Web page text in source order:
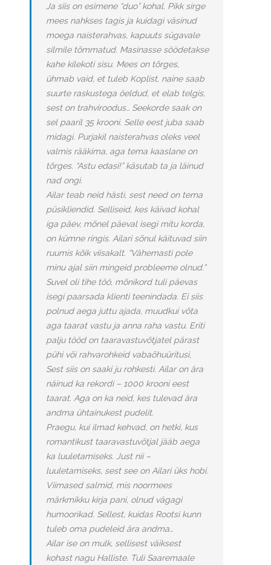
Ja siis on esimene “duo” kohal. Pikk sirge
mees nahkses tagis ja kuidagi väsinud
moega naisterahvas, kapuuts sügavale
silmile tõmmatud. Masinasse söödetakse
kahe kilekoti sisu. Mees on tõrges,
ühmab vaid, et tuleb Koplist, naine saab
suurte raskustega öeldud, et elab telgis,
sest on trahviroodus… Seekorde saak on
sel paaril 35 krooni. Selle eest juba saab
midagi. Purjakil naisterahvas oleks veel
valmis rääkima, aga tema kaaslane on
tõrges. “Astu edasi!” käsutab ta ja läinud
nad ongi.
Ailar teab neid hästi, sest need on tema
püsikliendid. Selliseid, kes käivad kohal
iga päev, mõnel päeval isegi mitu korda,
on kümne ringis. Ailari sõnul käituvad siin
ruumis kõik viisakalt. “Vähemasti pole
minu ajal siin mingeid probleeme olnud.”
Suvel oli tihe töö, mõnikord tuli päevas
isegi paarsada klienti teenindada. Ei siis
polnud aega juttu ajada, muudkui võta
aga taarat vastu ja anna raha vastu. Eriti
palju tööd on taaravastuvõtjatel pärast
pühi või rahvarohkeid vabaõhuüritusi,
Sest siis on saaki ju rohkesti. Ailar on ära
näinud ka rekordi – 1000 krooni eest
taarat. Aga on ka neid, kes tulevad ära
andma ühtainukest pudelit.
Praegu, kui ilmad kehvad, on hetki, kus
romantikust taaravastuvõtjal jääb aega
ka luuletamiseks. Just nii –
luuletamiseks, sest see on Ailari üks hobi.
Viimased salmid, mis noormees
märkmikku kirja pani, olnud vägagi
humoorikad. Sellest, kuidas Rootsi kunn
tuleb oma pudeleid ära andma…
Ailar ise on mulk, sellisest väiksest
kohast nagu Halliste. Tuli Saaremaale